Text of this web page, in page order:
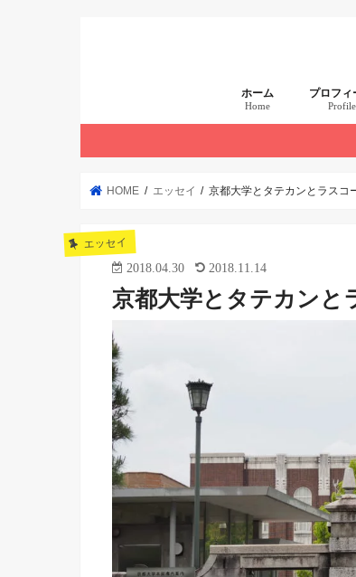
ホーム
Home
プロフィ
Profile
まず読ん
HOME エッセイ 京都大学とタテカンとラスコ
エッセイ
2018.04.30 2018.11.14
京都大学とタテカンと